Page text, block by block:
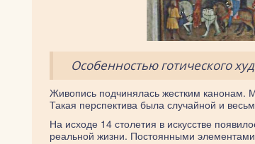
Особенностью готического
Живопись подчинялась жестким канонам.
Такая перспектива была случайной и
На исходе 14 столетия в искусстве
реальной жизни. Постоянными